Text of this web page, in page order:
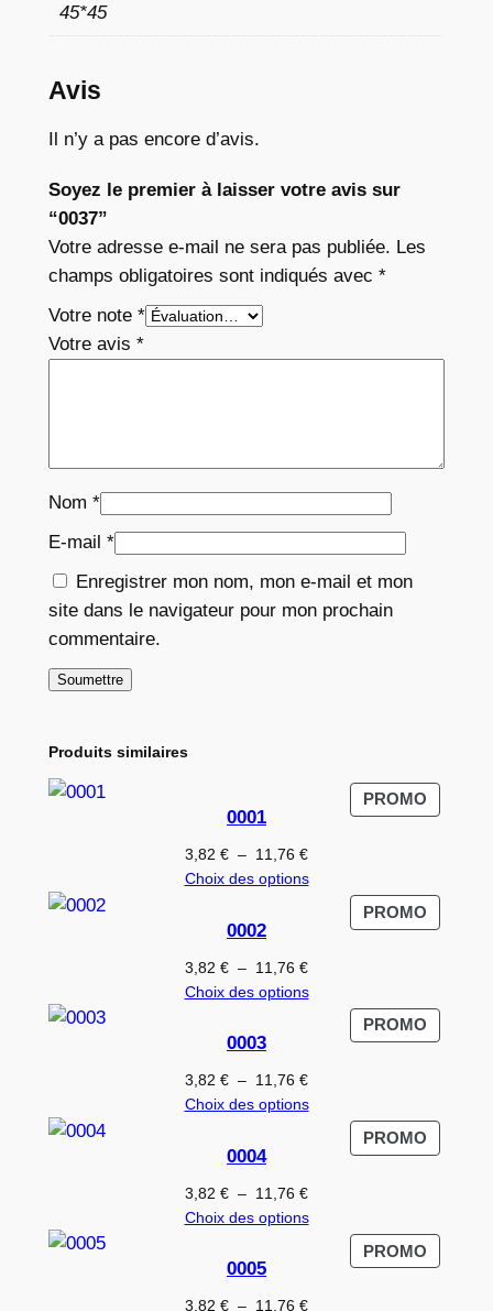
€
45*45
Avis
Il n’y a pas encore d’avis.
Soyez le premier à laisser votre avis sur
“0037”
Votre adresse e-mail ne sera pas publiée. Les
champs obligatoires sont indiqués avec *
Votre note *
Votre avis *
Nom *
E-mail *
Enregistrer mon nom, mon e-mail et mon
site dans le navigateur pour mon prochain
commentaire.
Produits similaires
PROMO
EN
0001
3,82 € – 11,76 €Plage
de
3,82 €
11,76 €
Choix des options
PROMO
EN
0002
3,82 € – 11,76 €Plage
de
3,82 €
11,76 €
Choix des options
PROMO
EN
0003
3,82 € – 11,76 €Plage
de
3,82 €
11,76 €
Choix des options
PROMO
EN
0004
3,82 € – 11,76 €Plage
de
3,82 €
Choix des options
PROMO
EN
0005
3,82 € – 11,76 €Plage